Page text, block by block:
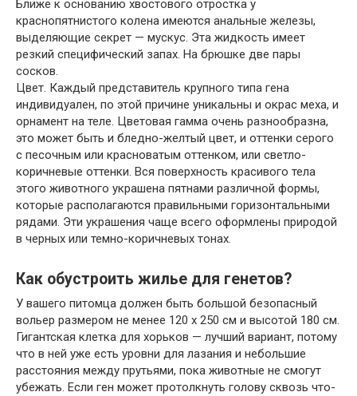
Ближе к основанию хвостового отростка у
краснопятнистого колена имеются анальные железы,
выделяющие секрет — мускус. Эта жидкость имеет
резкий специфический запах. На брюшке две пары
сосков.
Цвет. Каждый представитель крупного типа гена
индивидуален, по этой причине уникальны и окрас меха, и
орнамент на теле. Цветовая гамма очень разнообразна,
это может быть и бледно-желтый цвет, и оттенки серого
с песочным или красноватым оттенком, или светло-
коричневые оттенки. Вся поверхность красивого тела
этого животного украшена пятнами различной формы,
которые располагаются правильными горизонтальными
рядами. Эти украшения чаще всего оформлены природой
в черных или темно-коричневых тонах.
Как обустроить жилье для генетов?
У вашего питомца должен быть большой безопасный
вольер размером не менее 120 x 250 см и высотой 180 см.
Гигантская клетка для хорьков — лучший вариант, потому
что в ней уже есть уровни для лазания и небольшие
расстояния между прутьями, пока животные не смогут
убежать. Если ген может протолкнуть голову сквозь что-